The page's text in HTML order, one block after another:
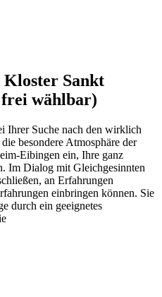
Sankt
wählbar)
Ihrer Suche nach den wirklich
besondere Atmosphäre der
Eibingen ein, Ihre ganz
Im Dialog mit Gleichgesinnten
an Erfahrungen
einbringen können. Sie
durch ein geeignetes